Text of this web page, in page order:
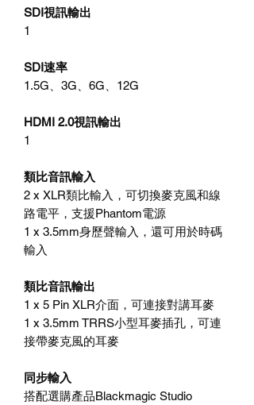
SDI視訊輸出
1
SDI速率
1.5G、3G、6G、12G
HDMI 2.0視訊輸出
1
類比音訊輸入
2 x XLR類比輸入，可切換麥克風和線
路電平，支援Phantom電源
1 x 3.5mm身歷聲輸入，還可用於時碼
輸入
類比音訊輸出
1 x 5 Pin XLR介面，可連接對講耳麥
1 x 3.5mm TRRS小型耳麥插孔，可連
接帶麥克風的耳麥
同步輸入
搭配選購產品Blackmagic Studio